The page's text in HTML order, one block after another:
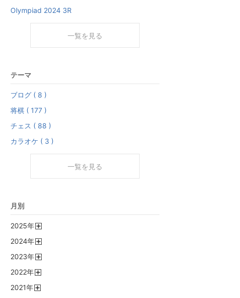
Olympiad 2024 3R
一覧を見る
テーマ
ブログ ( 8 )
将棋 ( 177 )
チェス ( 88 )
カラオケ ( 3 )
一覧を見る
月別
2025年
2024年
2023年
2022年
2021年